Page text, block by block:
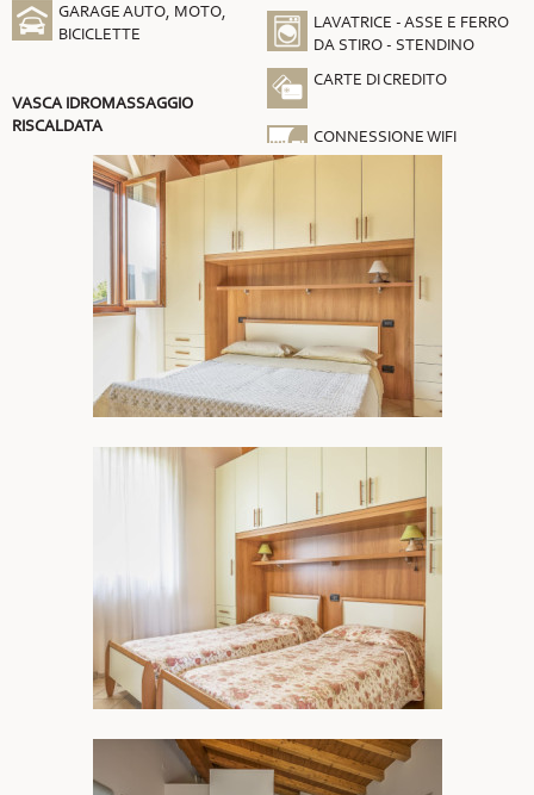
GARAGE AUTO, MOTO,
BICICLETTE
VASCA IDROMASSAGGIO
RISCALDATA
LAVATRICE - ASSE E FERRO
DA STIRO - STENDINO
CARTE DI CREDITO
CONNESSIONE WIFI
GRATUITA